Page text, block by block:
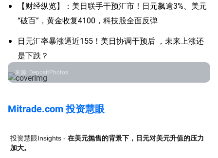
【财经纵览】：美日联手干预汇市！日元飙逾3%、美元
“破百”，黄金收复4100，科技股全面反弹
日元汇率暴涨逼近155！美日协调干预后 ，未来上涨还
是下跌？
来源: DepositPhotos
Mitrade.com 投资慧眼
投资慧眼Insights - 在美元抛售的背景下，日元对美元升值的压力
加大。